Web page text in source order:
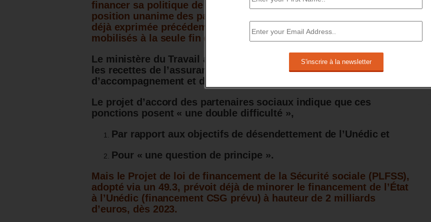
financer sa politique de l’emploi.
Il s’agit de la confirmation de la
position unanime des partenaires sociaux, patronaux et syndicaux,
déjà exprimée précédemment de voir les excédents de l’Unédic
mobilisés à la seule fin de procéder à son désendettement.
Le ministère du Travail a prévu des ponctions supplémentaires sur
les recettes de l’assurance-chômage pour financer les mesures
d’accompagnement et de formation des chômeurs.
Le projet d’accord des partenaires sociaux indique que ces
ponctions posent « une double difficulté »,
Par rapport aux objectifs de désendettement de l’Unédic et
Pour « une question de principe ».
Mais le Projet de loi de financement de la Sécurité sociale (PLFSS),
adopté via un 49.3, prévoit déjà de minorer le financement de l’État
à l’Unédic (financement CSG prévu) à hauteur de 2 milliards
d’euros, dès 2023.